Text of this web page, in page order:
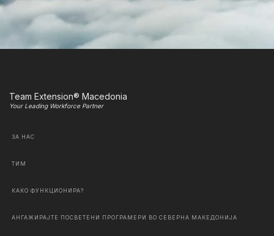
Team Extension® Macedonia
Your Leading Workforce Partner
ЗА НАС
ТИМ
КАКО ФУНКЦИОНИРА?
АНГАЖИРАЈТЕ ПОСВЕТЕНИ ПРОГРАМЕРИ ВО СЕВЕРНА МАКЕДОНИЈА